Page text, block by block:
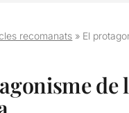
recomanats » El
de